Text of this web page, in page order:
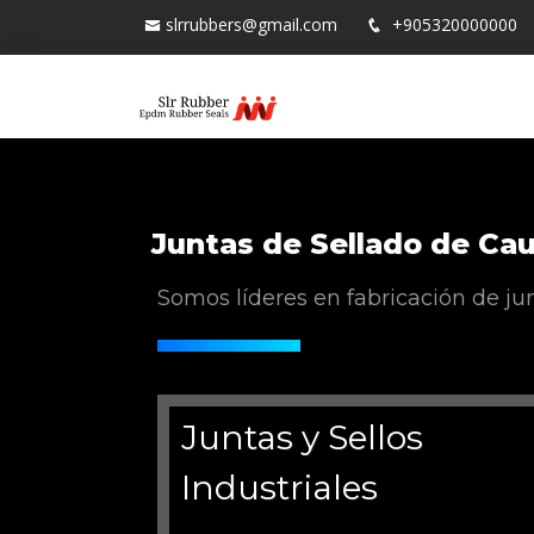
slrrubbers@gmail.com +905320000000